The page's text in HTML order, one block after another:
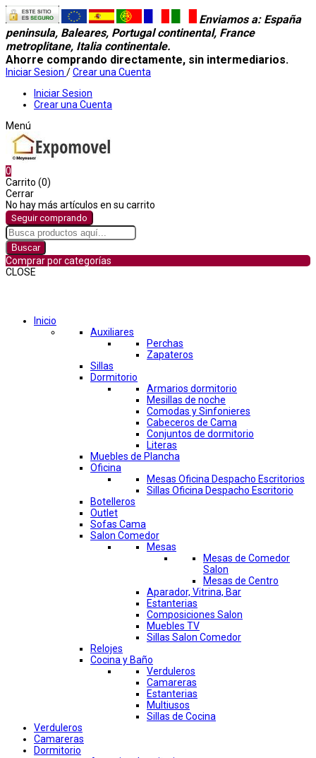
Enviamos a: España
peninsula, Baleares, Portugal continental, France
metroplitane, Italia continentale.
Ahorre comprando directamente, sin intermediarios.
Iniciar Sesion /Crear una Cuenta
Iniciar Sesion
Crear una Cuenta
Menú
0
Carrito (0)
Cerrar
No hay más artículos en su carrito
Seguir comprando
Buscar
Comprar por categorías
CLOSE
Inicio
Auxiliares
Perchas
Zapateros
Sillas
Dormitorio
Armarios dormitorio
Mesillas de noche
Comodas y Sinfonieres
Cabeceros de Cama
Conjuntos de dormitorio
Literas
Muebles de Plancha
Oficina
Mesas Oficina Despacho Escritorios
Sillas Oficina Despacho Escritorio
Botelleros
Outlet
Sofas Cama
Salon Comedor
Mesas
Mesas de Comedor
Salon
Mesas de Centro
Aparador, Vitrina, Bar
Estanterias
Composiciones Salon
Muebles TV
Sillas Salon Comedor
Relojes
Cocina y Baño
Verduleros
Camareras
Estanterias
Multiusos
Sillas de Cocina
Verduleros
Camareras
Dormitorio